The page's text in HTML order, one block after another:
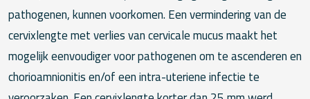
pathogenen, kunnen voorkomen. Een vermindering van de
cervixlengte met verlies van cervicale mucus maakt het
mogelijk eenvoudiger voor pathogenen om te ascenderen en
chorioamnionitis en/of een intra-uteriene infectie te